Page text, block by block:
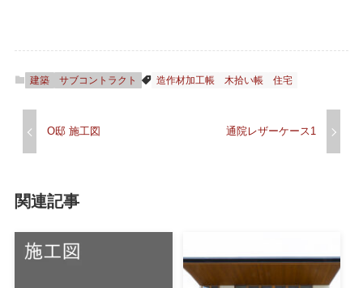
建築 サブコントラクト 造作材加工帳 木拾い帳 住宅
O邸 施工図 通院レザーケース1
関連記事